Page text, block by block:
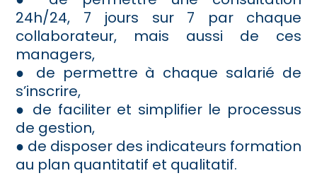
24h/24, 7 jours sur 7 par chaque
collaborateur, mais aussi de ces
managers,
● de permettre à chaque salarié de
s’inscrire,
● de faciliter et simplifier le processus
de gestion,
● de disposer des indicateurs formation
au plan quantitatif et qualitatif.